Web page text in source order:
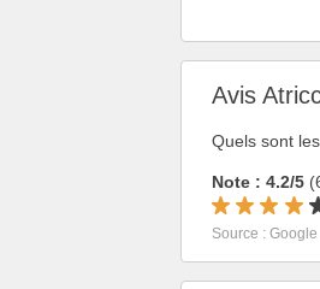
Avis
Quels sont
Note : 4.2/5
Source :